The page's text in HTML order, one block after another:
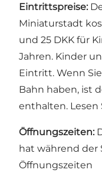
Eintrittspreise:
Miniaturstadt
und 25 DKK für
Jahren. Kinder
Eintritt. Wenn
Bahn haben, ist
enthalten. Lesen
Öffnungszeiten:
hat während der
Öffnungszeiten